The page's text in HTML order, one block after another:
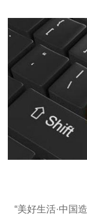
“美好生活·中国